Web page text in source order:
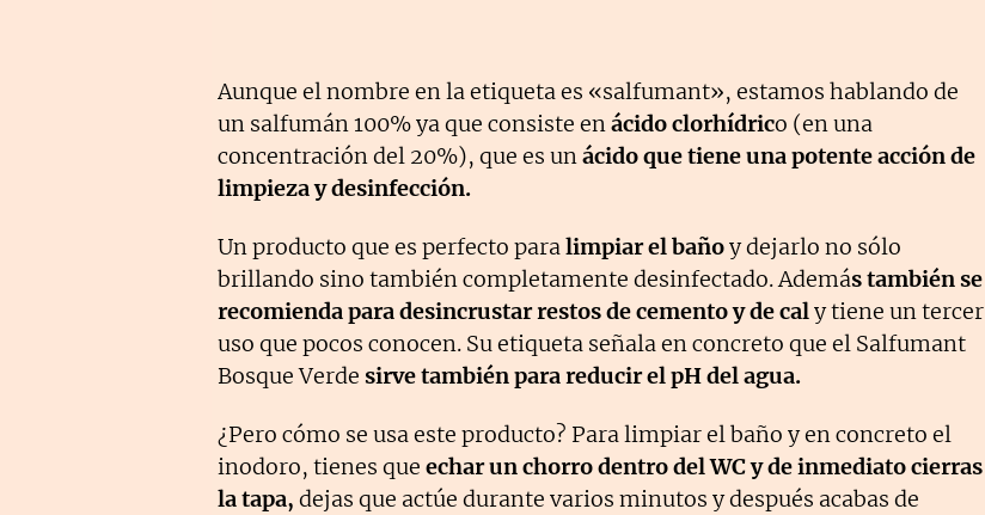
Aunque el nombre en la etiqueta es «salfumant», estamos hablando de
un salfumán 100% ya que consiste enácido clorhídrico (en una
concentración del 20%), que es unácido que tiene una potente acción de
limpieza y desinfección.
Un producto que es perfecto paralimpiar el bañoy dejarlo no sólo
brillando sino también completamente desinfectado. Además también se
recomienda para desincrustar restos de cemento y de caly tiene un tercer
uso que pocos conocen. Su etiqueta señala en concreto que el Salfumant
Bosque Verde sirve también para reducir el pH del agua.
¿Pero cómo se usa este producto? Para limpiar el baño y en concreto el
inodoro, tienes que echar un chorro dentro del WC y de inmediato cierras
la tapa, dejas que actúe durante varios minutos y después acabas de